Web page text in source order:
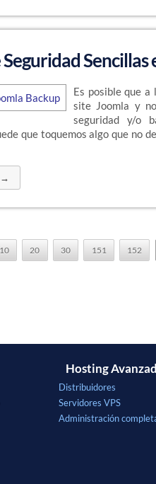
Sencillas
Es posible que
site Joomla y
seguridad y/o
que toquemos algo que no
→
10 20 30 151 152
Hosting
Distribuidores
Servidores VPS
Administración